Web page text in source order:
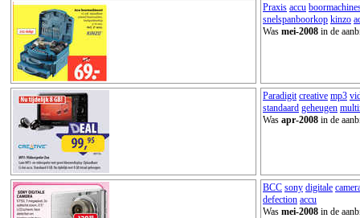
Praxis accu
snelspanboorkop kinzo
Was mei-2008 in de
Paradigit creative mp3
standaard geheugen
Was apr-2008 in de
BCC sony digitale
defection accu
Was mei-2008 in de